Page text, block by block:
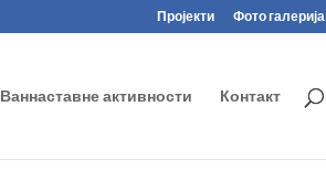
Пројекти Фото галерија
Ваннаставне активности Контакт